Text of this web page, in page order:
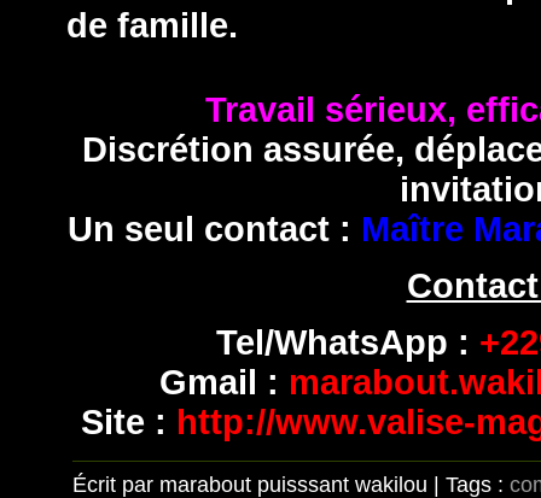
de famille.
Travail sérieux,
Discrétion assurée,
Un seul contact : Maître
Tel/WhatsApp :
Gmail :
Site : http://www.valise-
Écrit par marabout puisssant wakilou | Tags :